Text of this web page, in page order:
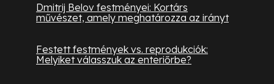
Dmitrij Belov festményei: Kortárs
művészet, amely meghatározza az irányt
Festett festmények vs. reprodukciók:
Melyiket válasszuk az enteriőrbe?